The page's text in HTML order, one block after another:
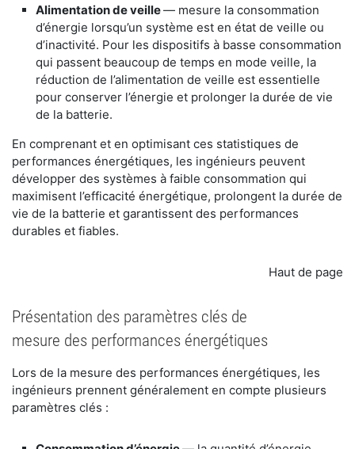
Alimentation de veille— mesure la consommation
d’énergie lorsqu’un système est en état de veille ou
d’inactivité. Pour les dispositifs à basse consommation
qui passent beaucoup de temps en mode veille, la
réduction de l’alimentation de veille est essentielle
pour conserver l’énergie et prolonger la durée de vie
de la batterie.
En comprenant et en optimisant ces statistiques de
performances énergétiques, les ingénieurs peuvent
développer des systèmes à faible consommation qui
maximisent l’efficacité énergétique, prolongent la durée de
vie de la batterie et garantissent des performances
durables et fiables.
Haut de page
Présentation des paramètres clés de
mesure des performances énergétiques
Lors de la mesure des performances énergétiques, les
ingénieurs prennent généralement en compte plusieurs
paramètres clés :